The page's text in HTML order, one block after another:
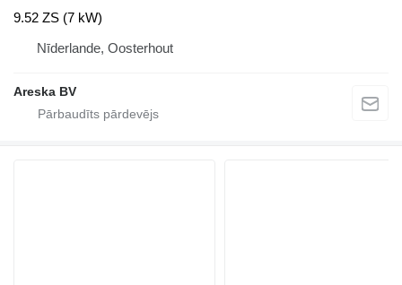
9.52 ZS (7 kW)
Nīderlande, Oosterhout
Areska BV